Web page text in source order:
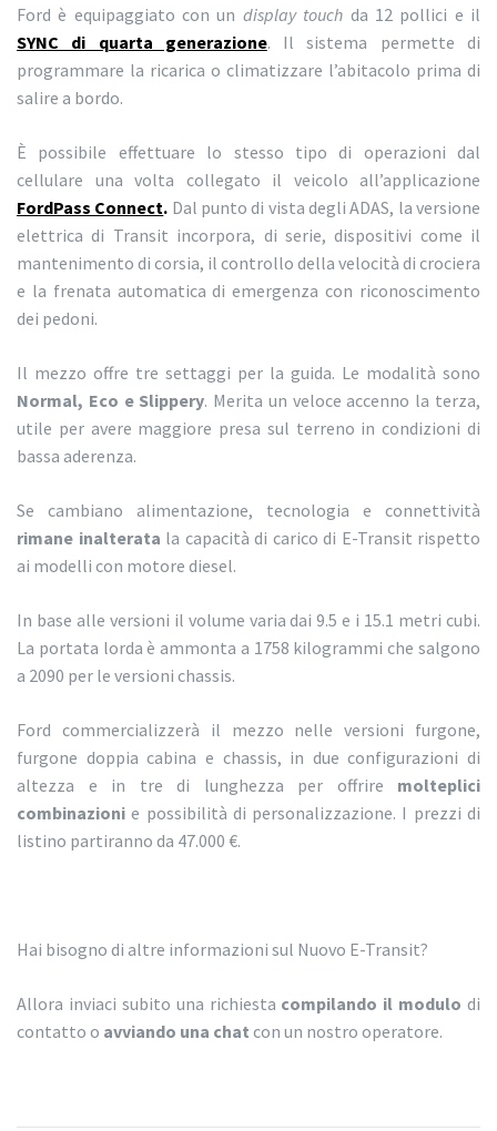
Ford è equipaggiato con un display touch da 12 pollici e il
SYNC di quarta generazione. Il sistema permette di
programmare la ricarica o climatizzare l’abitacolo prima di
salire a bordo.
È possibile effettuare lo stesso tipo di operazioni dal
cellulare una volta collegato il veicolo all’applicazione
FordPass Connect. Dal punto di vista degli ADAS, la versione
elettrica di Transit incorpora, di serie, dispositivi come il
mantenimento di corsia, il controllo della velocità di crociera
e la frenata automatica di emergenza con riconoscimento
dei pedoni.
Il mezzo offre tre settaggi per la guida. Le modalità sono
Normal, Eco e Slippery. Merita un veloce accenno la terza,
utile per avere maggiore presa sul terreno in condizioni di
bassa aderenza.
Se cambiano alimentazione, tecnologia e connettività
rimane inalterata la capacità di carico di E-Transit rispetto
ai modelli con motore diesel.
In base alle versioni il volume varia dai 9.5 e i 15.1 metri cubi.
La portata lorda è ammonta a 1758 kilogrammi che salgono
a 2090 per le versioni chassis.
Ford commercializzerà il mezzo nelle versioni furgone,
furgone doppia cabina e chassis, in due configurazioni di
altezza e in tre di lunghezza per offrire molteplici
combinazioni e possibilità di personalizzazione. I prezzi di
listino partiranno da 47.000 €.
Hai bisogno di altre informazioni sul Nuovo E-Transit?
Allora inviaci subito una richiesta compilando il modulo di
contatto o avviando una chat con un nostro operatore.